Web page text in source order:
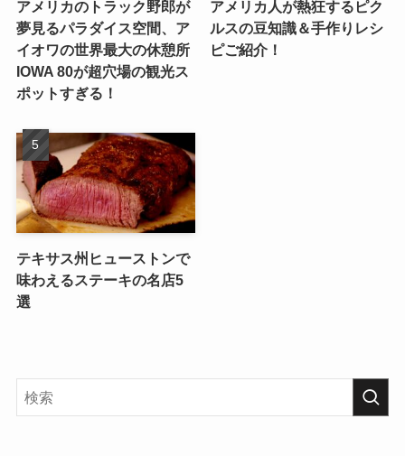
アメリカのトラック野郎が
夢見るパラダイス空間、ア
イオワの世界最大の休憩所
IOWA 80が超穴場の観光ス
ポットすぎる！
アメリカ人が熱狂するピク
ルスの豆知識＆手作りレシ
ピご紹介！
テキサス州ヒューストンで
味わえるステーキの名店5
選